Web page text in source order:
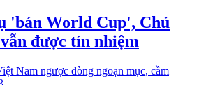
'bán World Cup', Chủ
được tín nhiệm